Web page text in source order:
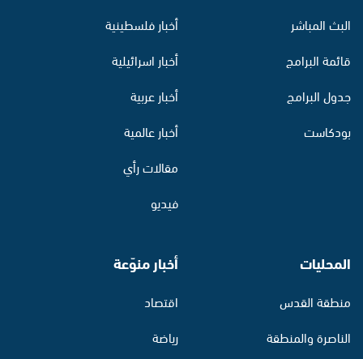
البث المباشر
قائمة البرامج
جدول البرامج
بودكاست
أخبار فلسطينية
أخبار اسرائيلية
أخبار عربية
أخبار عالمية
مقالات رأي
فيديو
المحليات
منطقة القدس
الناصرة والمنطقة
أخبار منوّعة
اقتصاد
رياضة